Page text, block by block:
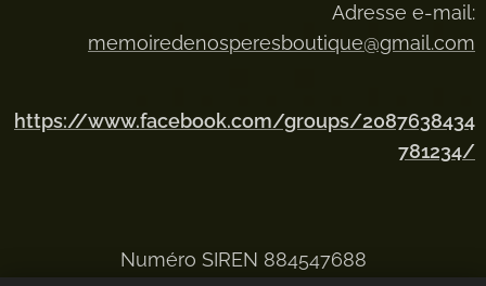
Adresse e-mail:
memoiredenosperesboutique@gmail.com
https://www.facebook.com/groups/2087638434
781234/
Numéro SIREN 884547688